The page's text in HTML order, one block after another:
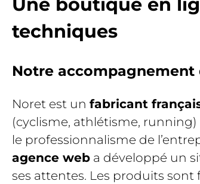
Une boutique en
techniques
Notre
Noret est un fabricant
(cyclisme, athlétisme,
le professionnalisme de
agence web a développé un
ses attentes. Les produits sont